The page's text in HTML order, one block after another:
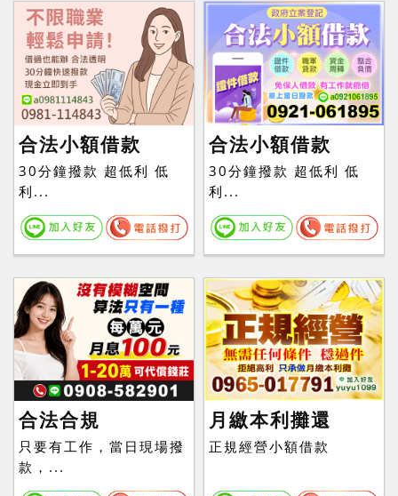
合法小額借款
30分鐘撥款 超低利 低
利...
合法小額借款
30分鐘撥款 超低利 低
利...
合法合規
只要有工作，當日現場撥
款，...
月繳本利攤還
正規經營小額借款